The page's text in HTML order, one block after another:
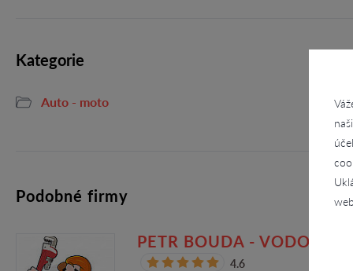
Kategorie
Auto - moto
Podobné firmy
PETR BOUDA -
4.6